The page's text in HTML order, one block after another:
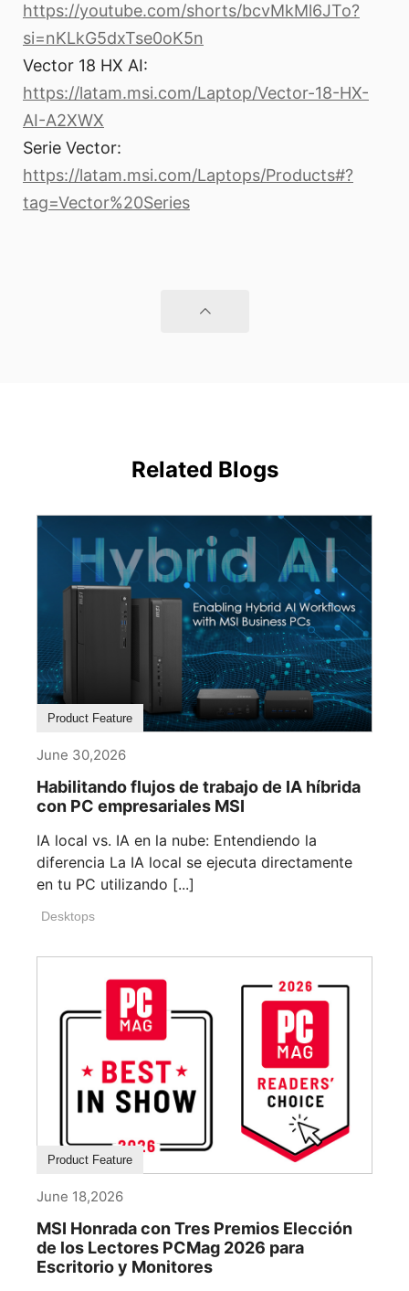
https://youtube.com/shorts/bcvMkMl6JTo?
si=nKLkG5dxTse0oK5n
Vector 18 HX AI:
https://latam.msi.com/Laptop/Vector-18-HX-
AI-A2XWX
Serie Vector:
https://latam.msi.com/Laptops/Products#?
tag=Vector%20Series
Related Blogs
Product Feature
June 30,2026
Habilitando flujos de trabajo de IA híbrida
con PC empresariales MSI
IA local vs. IA en la nube: Entendiendo la
diferencia La IA local se ejecuta directamente
en tu PC utilizando [...]
Desktops
Product Feature
June 18,2026
MSI Honrada con Tres Premios Elección
de los Lectores PCMag 2026 para
Escritorio y Monitores